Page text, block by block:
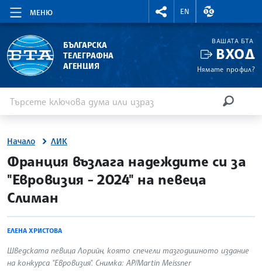
МЕНЮ
RIGHTMENU.SOCIAL
EN
ВАЛУТНИ
БЪЛГАРСКА
ТЕЛЕГРАФНА
АГЕНЦИЯ
ВАШАТА БТА
ВХОД
Нямате профил?
Начало ЛИК
site.bta
Франция възлага надеждите си за
"Евровизия - 2024" на певеца
Слиман
ЕЛЕНА ХРИСТОВА
Шведската певица Лорийн, която спечели тазгодишното издание
на конкурса "Евровизия". Снимка: АP/Martin Meissner